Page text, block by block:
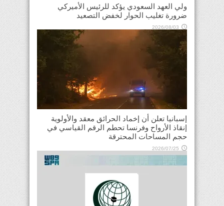
ولي العهد السعودي يؤكد للرئيس الأميركي
ضرورة تغليب الحوار لخفض التصعيد
2026/08/03
إسبانيا تعلن أن إخماد الحرائق معقد والأولوية
إنقاذ الأرواح وفرنسا تحطم الرقم القياسي في
حجم المساحات المحترقة
2026/07/25